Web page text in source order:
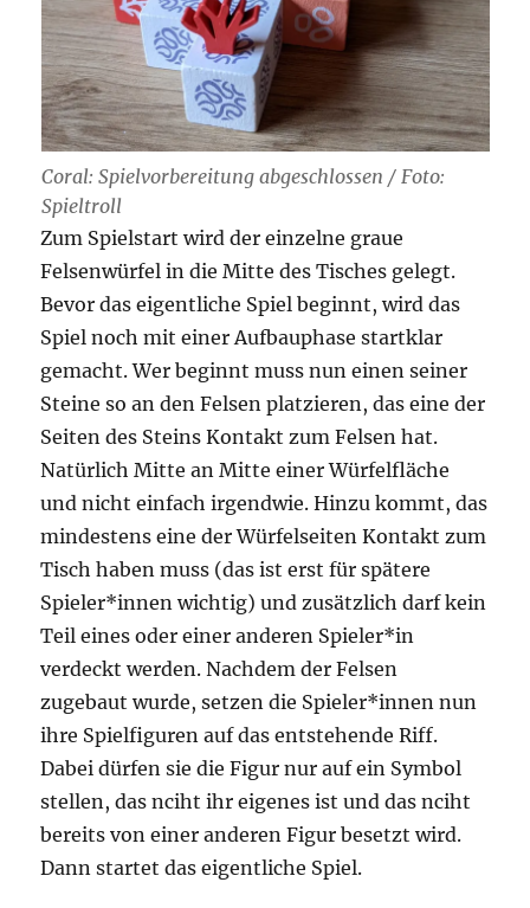
Coral: Spielvorbereitung abgeschlossen / Foto:
Spieltroll
Zum Spielstart wird der einzelne graue
Felsenwürfel in die Mitte des Tisches gelegt.
Bevor das eigentliche Spiel beginnt, wird das
Spiel noch mit einer Aufbauphase startklar
gemacht. Wer beginnt muss nun einen seiner
Steine so an den Felsen platzieren, das eine der
Seiten des Steins Kontakt zum Felsen hat.
Natürlich Mitte an Mitte einer Würfelfläche
und nicht einfach irgendwie. Hinzu kommt, das
mindestens eine der Würfelseiten Kontakt zum
Tisch haben muss (das ist erst für spätere
Spieler*innen wichtig) und zusätzlich darf kein
Teil eines oder einer anderen Spieler*in
verdeckt werden. Nachdem der Felsen
zugebaut wurde, setzen die Spieler*innen nun
ihre Spielfiguren auf das entstehende Riff.
Dabei dürfen sie die Figur nur auf ein Symbol
stellen, das nciht ihr eigenes ist und das nciht
bereits von einer anderen Figur besetzt wird.
Dann startet das eigentliche Spiel.